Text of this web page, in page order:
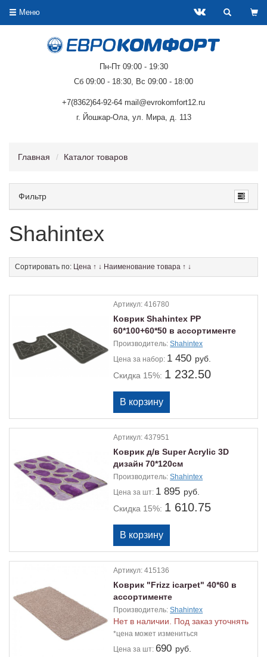
Меню
Пн-Пт 09:00 - 19:30
Сб 09:00 - 18:30, Вс 09:00 - 18:00
+7(8362)64-92-64 mail@evrokomfort12.ru
г. Йошкар-Ола, ул. Мира, д. 113
Главная Каталог товаров
Фильтр
Shahintex
Сортировать по: Цена ↑ ↓ Наименование товара ↑ ↓
Артикул:416780
Коврик Shahintex PP
60*100+60*50 в ассортименте
Производитель:Shahintex
Цена за набор: 1 450 руб.
Скидка 15%: 1 232.50
Артикул:437951
Коврик д/в Super Acrylic 3D
дизайн 70*120см
Производитель:Shahintex
Цена за шт: 1 895 руб.
Скидка 15%: 1 610.75
Артикул:415136
Коврик "Frizz icarpet" 40*60 в
ассортименте
Производитель:Shahintex
Нет в наличии. Под заказ уточнять
*цена может измениться
Цена за шт:690 руб.